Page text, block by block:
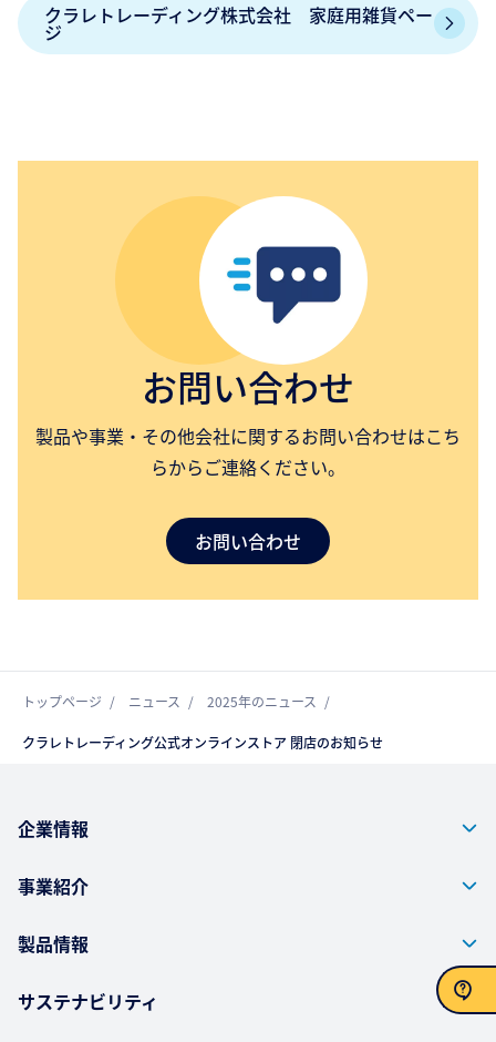
クラレトレーディング株式会社 家庭用雑貨ペー
ジ
お問い合わせ
製品や事業・その他会社に関するお問い合わせはこち
らからご連絡ください。
お問い合わせ
トップページ ニュース 2025年のニュース
クラレトレーディング公式オンラインストア 閉店のお知らせ
企業情報
事業紹介
製品情報
サステナビリティ